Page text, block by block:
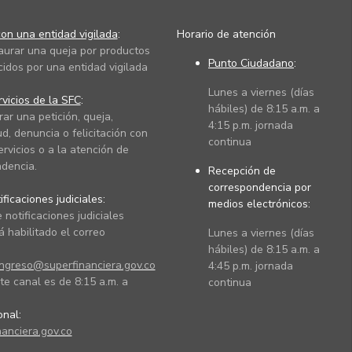
una entidad vigilada:
una queja por productos
por una entidad vigilada
de la SFC:
una petición, queja,
denuncia o felicitación con
o a la atención de
judiciales:
notificaciones judiciales
habilitado el correo
canal es de 8:15 a.m. a
Horario de atención
Punto Ciudadano:
Lunes a viernes (días
hábiles) de 8:15 a.m. a
4:15 p.m. jornada
continua
Recepción de
correspondencia por
medios electrónicos:
Lunes a viernes (días
hábiles) de 8:15 a.m. a
4:45 p.m. jornada
continua